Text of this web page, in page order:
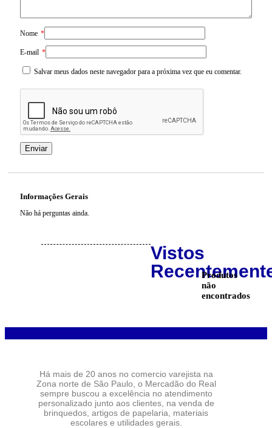
Nome *
E-mail *
Salvar meus dados neste navegador para a próxima vez que eu comentar.
Informações Gerais
Não há perguntas ainda.
Vistos
Produtos
não
encontrados
Há mais de 20 anos no comercio varejista na
Zona norte de São Paulo, o Mercadão do Real
sempre buscou a excelência no atendimento
personalizado junto aos clientes, na venda de
brinquedos, artigos de papelaria, materiais
escolares e utilidades gerais.